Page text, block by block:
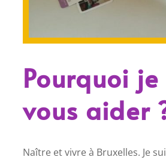
Pourquoi
vous aider
Naître et vivre à Bruxelles. Je